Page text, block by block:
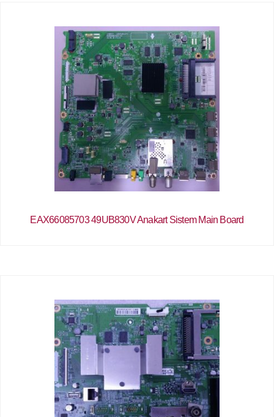
EAX66085703 49UB830V Anakart Sistem Main Board